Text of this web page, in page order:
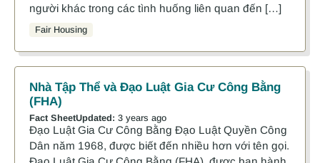
người khác trong các tình huống liên quan đến […]
Fair Housing
Nhà Tập Thể và Đạo Luật Gia Cư Công Bằng
(FHA)
Fact SheetUpdated: 3 years ago
Đạo Luật Gia Cư Công Bằng Đạo Luật Quyền Công
Dân năm 1968, được biết đến nhiều hơn với tên gọi.